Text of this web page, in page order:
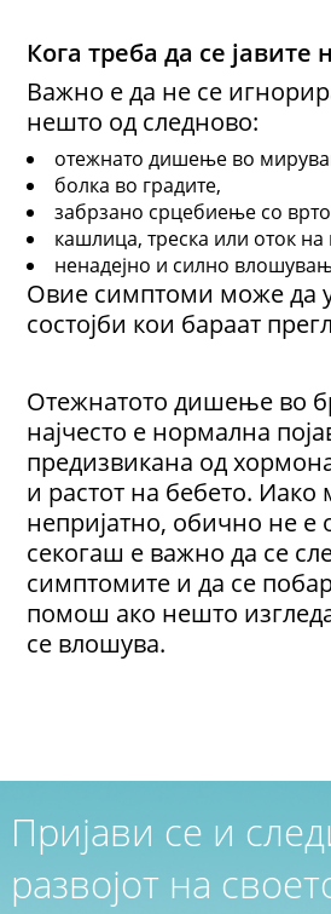
Кога треба да се јавите
Важно е да не се
нешто од следново:
отежнато дишење во
болка во градите,
забрзано срцебиење со
кашлица, треска или оток на
ненадејно и силно
Овие симптоми може да
состојби кои бараат
Отежнатото дишење во
најчесто е нормална
предизвикана од
и растот на бебето.
непријатно, обично не е
секогаш е важно да се
симптомите и да се
помош ако нешто
се влошува.
Пријави се и
развојот на